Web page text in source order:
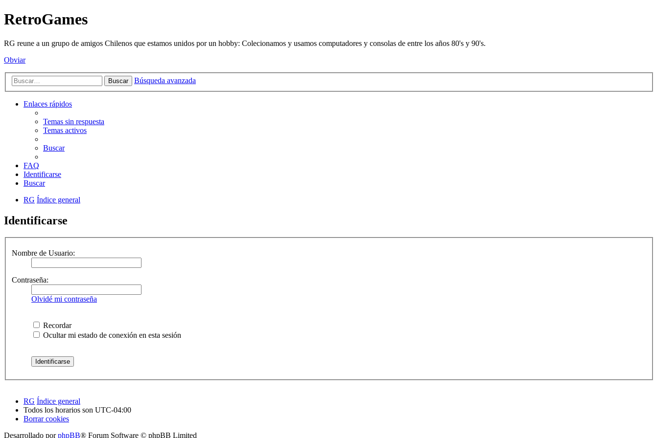
RetroGames
RG reune a un grupo de amigos Chilenos que estamos unidos por un hobby: Colecionamos y usamos computadores y consolas de entre los años 80's y 90's.
Obviar
Buscar Búsqueda avanzada
Enlaces rápidos
Temas sin respuesta
Temas activos
Buscar
FAQ
Identificarse
Buscar
RG Índice general
Identificarse
Nombre de Usuario:
Contraseña:
Olvidé mi contraseña
Recordar
Ocultar mi estado de conexión en esta sesión
RG Índice general
Todos los horarios son UTC-04:00
Borrar cookies
Desarrollado porphpBB® Forum Software © phpBB Limited